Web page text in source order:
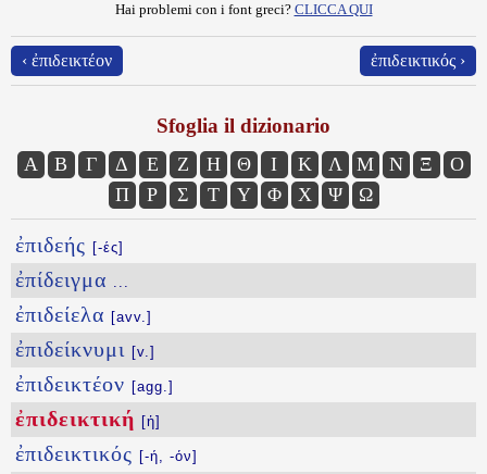
Hai problemi con i font greci? CLICCA QUI
‹ ἐπιδεικτέον ἐπιδεικτικός ›
Sfoglia il dizionario
Α Β Γ Δ Ε Ζ Η Θ Ι Κ Λ Μ Ν Ξ
Ο
Π
Ρ Σ Τ Υ Φ Χ Ψ Ω
ἐπιδεής [-ές]
ἐπίδειγμα ...
ἐπιδείελα [avv.]
ἐπιδείκνυμι [v.]
ἐπιδεικτέον [agg.]
ἐπιδεικτική [ἡ]
ἐπιδεικτικός [-ή, -όν]